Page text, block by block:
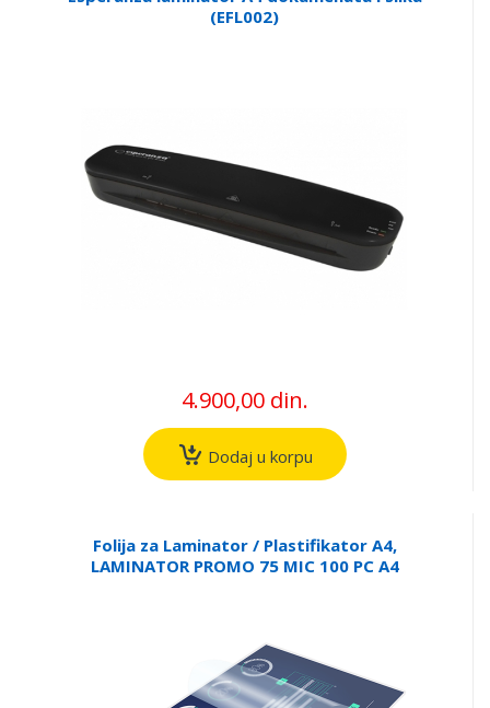
(EFL002)
4.900,00 din.
Dodaj u korpu
Folija za Laminator / Plastifikator A4,
LAMINATOR PROMO 75 MIC 100 PC A4